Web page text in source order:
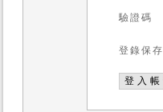
驗證碼
登錄保存